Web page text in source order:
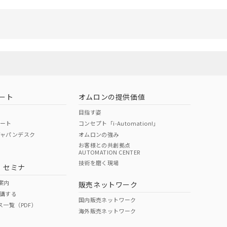
ト
ト
パンデスク
セミナ
内
する
覧（PDF）
オムロンの提供価値
目指す姿
コンセプト「i-Automation!」
オムロンの強み
お客様との共創拠点
AUTOMATION CENTER
技術を磨く現場
販売ネットワーク
国内販売ネットワーク
海外販売ネットワーク